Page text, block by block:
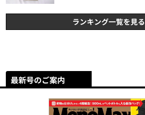
ランキング一覧を見る
最新号のご案内